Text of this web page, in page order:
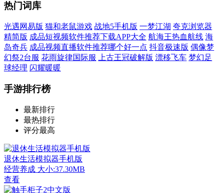
热门词库
光遇网易版 猫和老鼠游戏 战地5手机版 一梦江湖 夸克浏览器
精简版 成品短视频软件推荐下载APP大全 航海王热血航线 海
岛奇兵 成品视频直播软件推荐哪个好一点 抖音极速版 偶像梦
幻祭2台服 花雨旋律国际服 上古王冠破解版 漂移飞车 梦幻足
球经理 闪耀暖暖
手游排行榜
最新排行
最热排行
评分最高
退休生活模拟器手机版
经营养成 大小:37.30MB
查看